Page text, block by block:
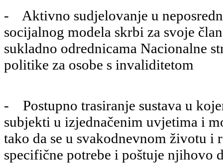
- Aktivno sudjelovanje u
socijalnog modela skrbi za svoje
sukladno odrednicama Nacionalne
politike za osobe s invaliditetom
- Postupno trasiranje sustava u
subjekti u izjednačenim uvjetima i
tako da se u svakodnevnom životu i
specifične potrebe i poštuje njihovo